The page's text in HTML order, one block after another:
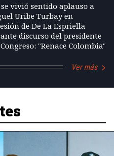
vivió sentido aplauso a
Uribe Turbay en
de De La Espriella
discurso del presidente
"Renace Colombia"
Ver más